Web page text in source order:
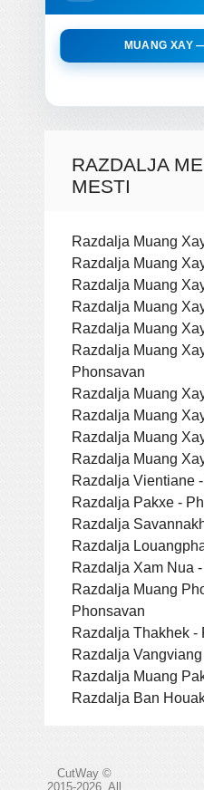
MUANG XAY
RAZDALJA
MESTI
Razdalja Muang
Razdalja Muang
Razdalja Muang
Razdalja Muang
Razdalja Muang
Razdalja Muang
Phonsavan
Razdalja Muang
Razdalja Muang
Razdalja Muang
Razdalja Muang
Razdalja Vientiane
Razdalja Pakxe -
Razdalja
Razdalja
Razdalja Xam Nua
Razdalja Muang
Phonsavan
Razdalja Thakhek -
Razdalja
Razdalja Muang
Razdalja Ban
CutWay ©
2015-2026. All